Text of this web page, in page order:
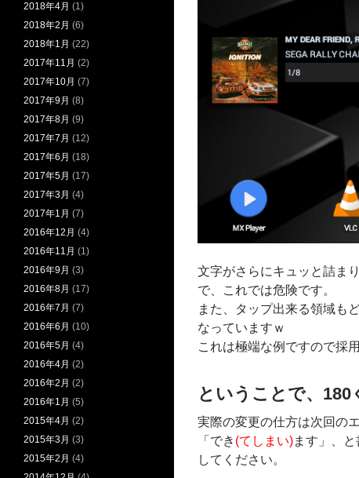
文字がさらにキュッと詰ま
で、これでは危険です。
また、タップ出来る領域も
なっていますｗ
これは極端な例ですので採
ということで、
実際の変更の仕方は次回の
「でき (てしまい)ます」、
してください。
2018年4月 (1)
2018年2月 (6)
2018年1月 (22)
2017年11月 (2)
2017年10月 (7)
2017年9月 (8)
2017年8月 (9)
2017年7月 (12)
2017年6月 (18)
2017年5月 (17)
2017年3月 (4)
2017年1月 (7)
2016年12月 (4)
2016年11月 (1)
2016年9月 (3)
2016年8月 (17)
2016年7月 (7)
2016年6月 (10)
2016年5月 (4)
2016年4月 (2)
2016年2月 (2)
2016年1月 (5)
2015年4月 (2)
2015年3月 (3)
2015年2月 (4)